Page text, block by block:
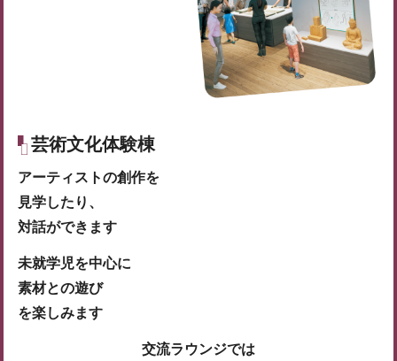
芸術文化体験棟
アーティストの創作を
見学したり、
対話ができます
未就学児を中心に
素材との遊び
を楽しみます
交流ラウンジでは